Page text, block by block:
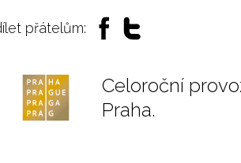
přátelům:
Celoroční
Praha.